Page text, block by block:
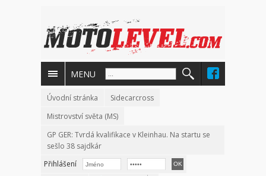
MENU
Úvodní stránka
Sidecarcross
Mistrovství světa (MS)
GP GER: Tvrdá kvalifikace v Kleinhau. Na startu se
sešlo 38 sajdkár
Přihlášení